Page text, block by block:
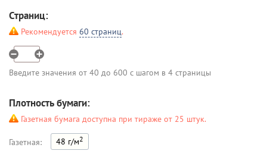
Страниц:
Рекомендуется 60 страниц.
Введите значения от 40 до 600 с шагом в 4 страницы
Плотность бумаги:
Газетная бумага доступна при тираже от 25 штук.
Газетная: 48 г/м2